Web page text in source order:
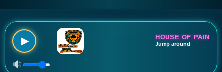
▶ HOUSE OF PAIN
Jump around